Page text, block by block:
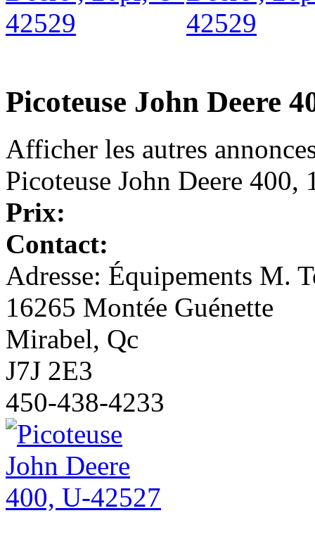
Picoteuse John Deere
Afficher les autres
Picoteuse John Deere 400,
Prix:
Contact:
Adresse: Équipements M.
16265 Montée Guénette
Mirabel, Qc
J7J 2E3
450-438-4233